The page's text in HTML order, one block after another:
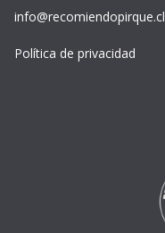
info@recomiendopirque.cl
Política de privacidad